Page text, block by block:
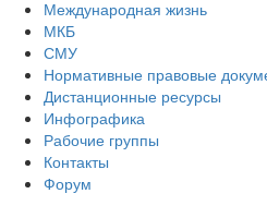
Международная жизнь
МКБ
СМУ
Нормативные правовые
Дистанционные ресурсы
Инфографика
Рабочие группы
Контакты
Форум